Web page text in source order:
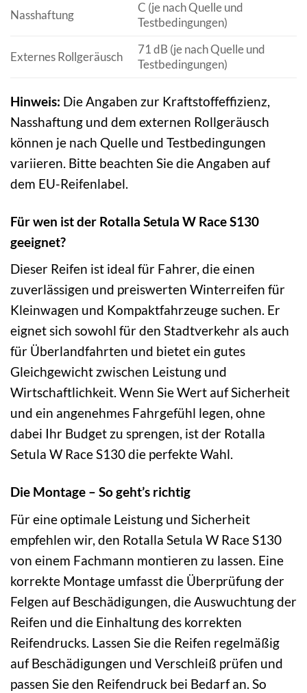
Nasshaftung
C (je nach Quelle und
Testbedingungen)
Externes Rollgeräusch
71 dB (je nach Quelle und
Testbedingungen)
Hinweis: Die Angaben zur Kraftstoffeffizienz,
Nasshaftung und dem externen Rollgeräusch
können je nach Quelle und Testbedingungen
variieren. Bitte beachten Sie die Angaben auf
dem EU-Reifenlabel.
Für wen ist der Rotalla Setula W Race S130
geeignet?
Dieser Reifen ist ideal für Fahrer, die einen
zuverlässigen und preiswerten Winterreifen für
Kleinwagen und Kompaktfahrzeuge suchen. Er
eignet sich sowohl für den Stadtverkehr als auch
für Überlandfahrten und bietet ein gutes
Gleichgewicht zwischen Leistung und
Wirtschaftlichkeit. Wenn Sie Wert auf Sicherheit
und ein angenehmes Fahrgefühl legen, ohne
dabei Ihr Budget zu sprengen, ist der Rotalla
Setula W Race S130 die perfekte Wahl.
Die Montage – So geht’s richtig
Für eine optimale Leistung und Sicherheit
empfehlen wir, den Rotalla Setula W Race S130
von einem Fachmann montieren zu lassen. Eine
korrekte Montage umfasst die Überprüfung der
Felgen auf Beschädigungen, die Auswuchtung der
Reifen und die Einhaltung des korrekten
Reifendrucks. Lassen Sie die Reifen regelmäßig
auf Beschädigungen und Verschleiß prüfen und
passen Sie den Reifendruck bei Bedarf an. So